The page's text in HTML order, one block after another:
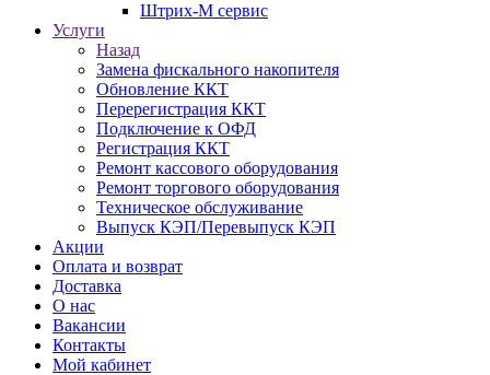
Штрих-М сервис
Услуги
Назад
Замена фискального накопителя
Обновление ККТ
Перерегистрация ККТ
Подключение к ОФД
Регистрация ККТ
Ремонт кассового оборудования
Ремонт торгового оборудования
Техническое обслуживание
Выпуск КЭП/Перевыпуск КЭП
Акции
Оплата и возврат
Доставка
О нас
Вакансии
Контакты
Мой кабинет